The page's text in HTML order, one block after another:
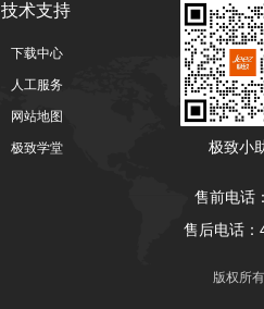
版权所
技术支持
极致小
售前电话
售后电话
下载中心
人工服务
网站地图
极致学堂